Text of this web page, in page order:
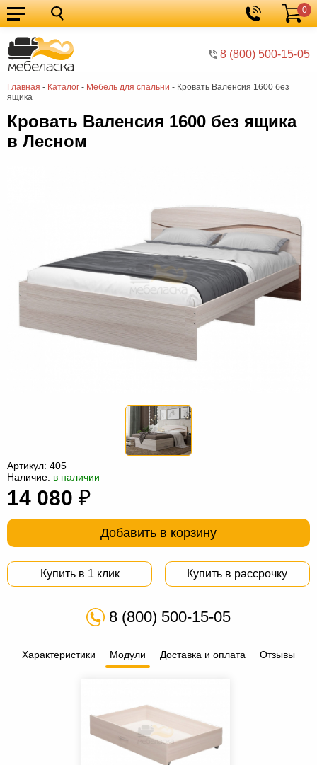
8 (800) 500-15-05
Корзина
0
Главная - Каталог - Мебель для спальни - Кровать Валенсия 1600 без
ящика
Кухонные
гарнитуры
Мебель
для
кухни
Мебель
для
спальни
Кровати
Шкафы
Диваны
гостиную
прихожей
Столы
Комоды
мешки
Мебель
из
ротанга
Садовая
мебель
Косметологическое
оборудование
Кровать Валенсия 1600 без ящика
в Лесном
Артикул: 405
Наличие: в наличии
14 080 ₽
Добавить в корзину
Купить в 1 клик Купить в рассрочку
8 (800) 500-15-05
Характеристики Модули Доставка и оплата Отзывы